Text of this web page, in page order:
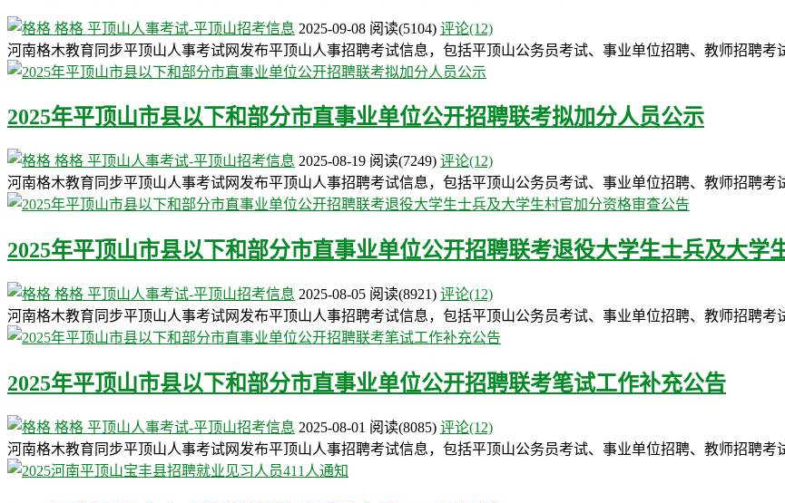
格格 平顶山人事考试-平顶山招考信息 2025-09-08 阅读(5104) 评论(12)
河南格木教育同步平顶山人事考试网发布平顶山人事招聘考试信息，包括平顶山公务员考试、事业单位招聘、教师招聘
2025年平顶山市县以下和部分市直事业单位公开招聘联考拟加分人员公示
格格 平顶山人事考试-平顶山招考信息 2025-08-19 阅读(7249) 评论(12)
河南格木教育同步平顶山人事考试网发布平顶山人事招聘考试信息，包括平顶山公务员考试、事业单位招聘、教师招聘
2025年平顶山市县以下和部分市直事业单位公开招聘联考退役大学生士兵及大学
格格 平顶山人事考试-平顶山招考信息 2025-08-05 阅读(8921) 评论(12)
河南格木教育同步平顶山人事考试网发布平顶山人事招聘考试信息，包括平顶山公务员考试、事业单位招聘、教师招聘
2025年平顶山市县以下和部分市直事业单位公开招聘联考笔试工作补充公告
格格 平顶山人事考试-平顶山招考信息 2025-08-01 阅读(8085) 评论(12)
河南格木教育同步平顶山人事考试网发布平顶山人事招聘考试信息，包括平顶山公务员考试、事业单位招聘、教师招聘